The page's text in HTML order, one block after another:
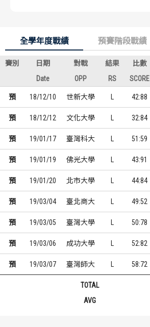
全學年度戰績 預賽階段戰績
賽別 日期 對戰 結果 比數
Date
OPP RS SCORE
預 18/12/10 世新大學 42:88
預 18/12/12 文化大學 32:84
預 19/01/17 臺灣科大 51:59
預 19/01/19 佛光大學 43:91
預 19/01/20 北市大學 44:84
預 19/03/04 臺北商大 49:52
預 19/03/05 臺灣大學 50:78
預 19/03/06 成功大學 52:82
預 19/03/07 臺灣師大 58:72
TOTAL
AVG